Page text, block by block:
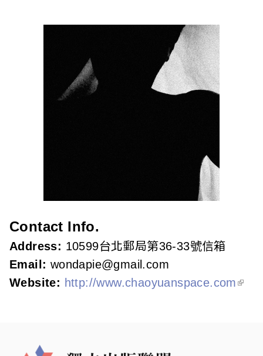
o
n
o
Contact Info.
Address: 10599台北郵局第36-33號信箱
Email: wondapie@gmail.com
Website: http://www.chaoyuanspace.com